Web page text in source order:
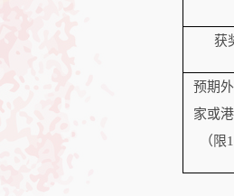
获
预期
家或
（限1